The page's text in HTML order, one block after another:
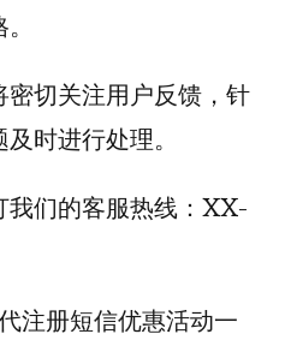
切关注用户反馈，针
时进行处理。
我们的客服热线：XX-
注册短信优惠活动一